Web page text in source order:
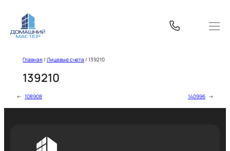
содержимому
Главная / Лицевые счета / 139210
139210
← 108908 140996 →